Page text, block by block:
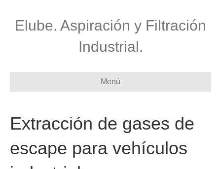
Elube. Aspiración y Filtración
Industrial.
Menú
Extracción de gases de
escape para vehículos